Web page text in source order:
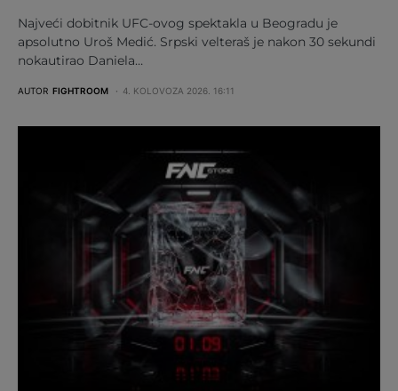
Najveći dobitnik UFC-ovog spektakla u Beogradu je
apsolutno Uroš Medić. Srpski velteraš je nakon 30 sekundi
nokautirao Daniela…
AUTOR FIGHTROOM 4. KOLOVOZA 2026. 16:11